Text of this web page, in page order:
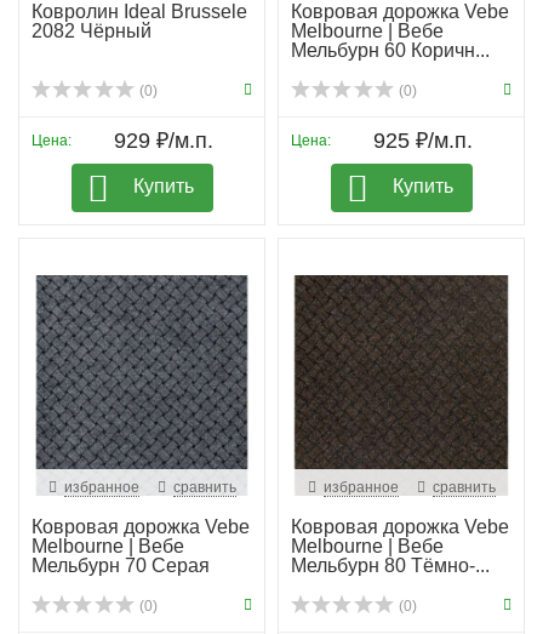
Ковролин Ideal Brussele
2082 Чёрный
(0)
Цена: 929 ₽/м.п.
Купить
Ковровая дорожка Vebe
Melbourne | Вебе
Мельбурн 60 Коричн...
(0)
Цена: 925 ₽/м.п.
Купить
избранное сравнить
Ковровая дорожка Vebe
Melbourne | Вебе
Мельбурн 70 Серая
(0)
избранное сравнить
Ковровая дорожка Vebe
Melbourne | Вебе
Мельбурн 80 Тёмно-...
(0)